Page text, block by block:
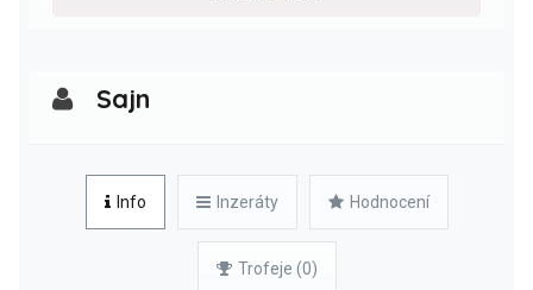
Sajn
Info Inzeráty Hodnocení
Trofeje (0)